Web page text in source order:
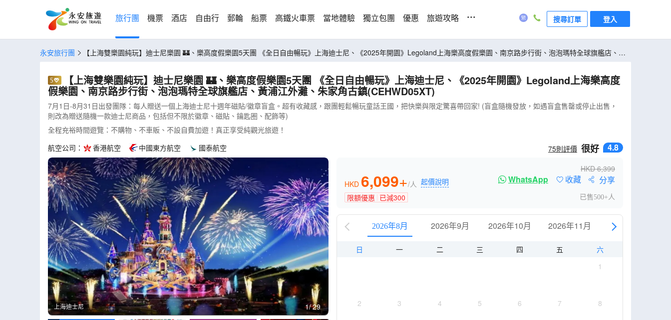
旅行團 機票 酒店 自由行 郵輪 船票 高鐵火車票 當地體驗 獨立包團 優惠 旅遊攻略 ... 搜尋訂單 登入
永安旅行團
【上海雙樂園純玩】迪士尼樂園 🏰、樂高度假樂園5天團 《全日自由暢玩》上海迪士尼、《2025年開園》Legoland上海樂高度假樂園、南京路步行街、泡泡瑪特全球旗艦店、黃
【上海雙樂園純玩】迪士尼樂園 🏰、樂高度假樂園5天團 《全日自由暢玩》上海迪士尼、《2025年開園》Legoland上海樂高度
假樂園、南京路步行街、泡泡瑪特全球旗艦店、黃浦江外灘、朱家角古鎮(CEHWD05XT)
7月1日-8月31日出發團隊：每人贈送一個上海迪士尼十週年磁貼/徽章盲盒。超有收藏感，跟團輕鬆暢玩童話王國，把快樂與限定驚喜帶回家! (盲盒隨機發放，如遇盲盒售罄或停止出售，
則改為贈送隨機一款迪士尼商品，包括但不限於徽章、磁貼、鑰匙圈、配飾等)
全程充裕時間遊覽：不購物、不車販、不設自費加遊！真正享受純觀光旅遊！
航空公司：
香港航空 中國東方航空 國泰航空 75則評價 很好 4.8
上海迪士尼 1 29
HKD6,399
HKD 6,099+/人 起價說明
限額優惠 已減300
WhatsApp 收藏 分享
已售500+人
2026年8月 2026年9月 2026年10月 2026年11月 2026年12月
日 一 二 三 四 五
六
1
2 3 4 5 6 7 8